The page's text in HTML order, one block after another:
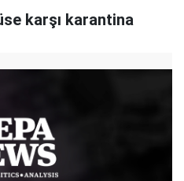
karşı karantina